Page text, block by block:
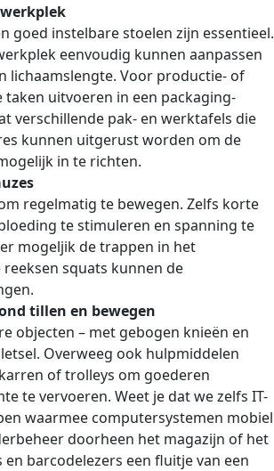
goed instelbare stoelen zijn essentieel.
eenvoudig kunnen aanpassen
lichaamslengte. Voor productie- of
uitvoeren in een packaging-
verschillende pak- en werktafels die
kunnen uitgerust worden om de
in te richten.
regelmatig te bewegen. Zelfs korte
te stimuleren en spanning te
mogeljik de trappen in het
squats kunnen de
tillen en bewegen
objecten – met gebogen knieën en
Overweeg ook hulpmiddelen
of trolleys om goederen
te vervoeren. Weet je dat we zelfs IT-
waarmee computersystemen mobiel
doorheen het magazijn of het
barcodelezers een fluitje van een